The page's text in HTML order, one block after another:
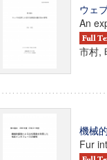
ウェ
An
市村,
機械
Fur